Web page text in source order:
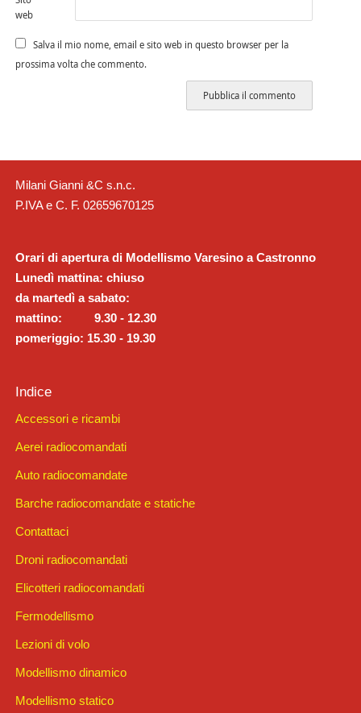
web
Salva il mio nome, email e sito web in questo browser per la
prossima volta che commento.
Milani Gianni &C s.n.c.
P.IVA e C. F. 02659670125
Orari di apertura di Modellismo Varesino a Castronno
Lunedì mattina: chiuso
da martedì a sabato:
mattino: 9.30 - 12.30
pomeriggio: 15.30 - 19.30
Indice
Accessori e ricambi
Aerei radiocomandati
Auto radiocomandate
Barche radiocomandate e statiche
Contattaci
Droni radiocomandati
Elicotteri radiocomandati
Fermodellismo
Lezioni di volo
Modellismo dinamico
Modellismo statico